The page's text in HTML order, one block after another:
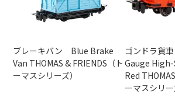
ブレーキバン Blue Brake
Van THOMAS & FRIENDS（ト
ーマスシリーズ）
ゴンドラ貨
Gauge
Red
ーマスシリー